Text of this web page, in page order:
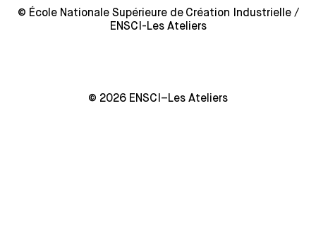
© École Nationale Supérieure de Création Industrielle /
ENSCI-Les Ateliers
© 2026 ENSCI–Les Ateliers